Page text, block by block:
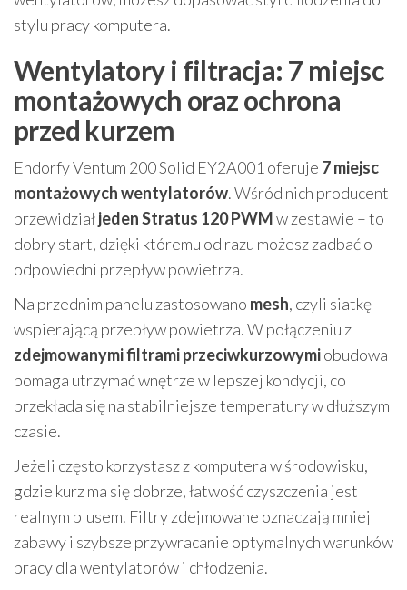
stylu pracy komputera.
Wentylatory i filtracja: 7 miejsc
montażowych oraz ochrona
przed kurzem
Endorfy Ventum 200 Solid EY2A001 oferuje 7 miejsc
montażowych wentylatorów. Wśród nich producent
przewidziałjeden Stratus 120 PWMw zestawie – to
dobry start, dzięki któremu od razu możesz zadbać o
odpowiedni przepływ powietrza.
Na przednim panelu zastosowano mesh, czyli siatkę
wspierającą przepływ powietrza. W połączeniu z
zdejmowanymi filtrami przeciwkurzowymiobudowa
pomaga utrzymać wnętrze w lepszej kondycji, co
przekłada się na stabilniejsze temperatury w dłuższym
czasie.
Jeżeli często korzystasz z komputera w środowisku,
gdzie kurz ma się dobrze, łatwość czyszczenia jest
realnym plusem. Filtry zdejmowane oznaczają mniej
zabawy i szybsze przywracanie optymalnych warunków
pracy dla wentylatorów i chłodzenia.